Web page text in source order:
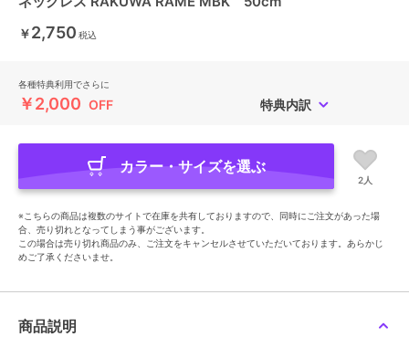
￥2,750 税込
各種特典利用でさらに
￥2,000 OFF 特典内訳
カラー・サイズを選ぶ
2人
※こちらの商品は複数のサイトで在庫を共有しておりますので、同時にご注文があった場
合、売り切れとなってしまう事がございます。
この場合は売り切れ商品のみ、ご注文をキャンセルさせていただいております。あらかじ
めご了承くださいませ。
商品説明